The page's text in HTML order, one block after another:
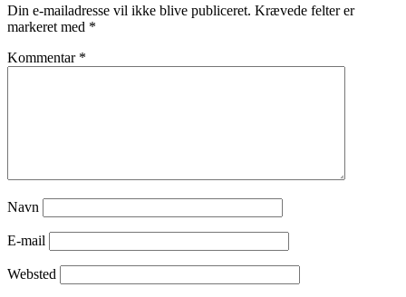
Din e-mailadresse vil ikke blive publiceret. Krævede felter er
markeret med *
Kommentar *
Navn
E-mail
Websted